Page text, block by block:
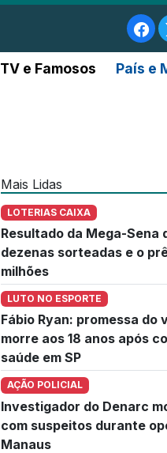
TV e Famosos País e
Mais Lidas
LOTERIAS CAIXA
Resultado da Mega-Sena
dezenas sorteadas e o
milhões
LUTO NO ESPORTE
Fábio Ryan: promessa do
morre aos 18 anos após
saúde em SP
AÇÃO POLICIAL
Investigador do Denarc
com suspeitos durante
Manaus